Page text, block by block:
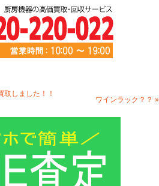
しました！！
ワインラック？？ »